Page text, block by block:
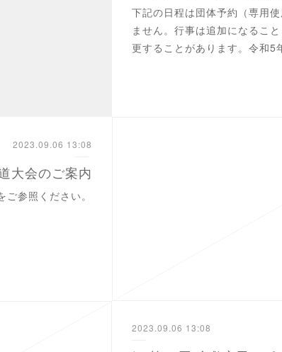
下記の日程は団体予約（専用
ません。行事は追加になるこ
更することがあります。令和5
2023.09.06 13:08
大会のご案内
ご参照ください。
2023.09.06 13:08